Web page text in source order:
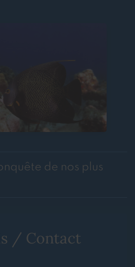
de nos plus
/ Contact